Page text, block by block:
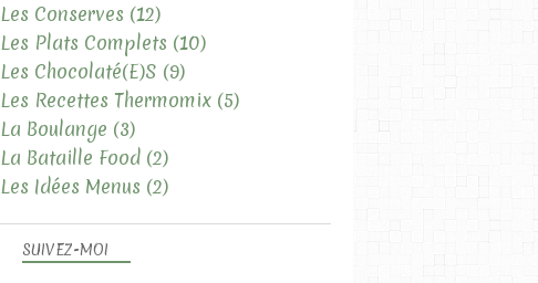
SUIVEZ-MOI
Les Conserves (12)
Les Plats Complets (10)
Les Chocolaté(e)s (9)
Les Recettes Thermomix (5)
La Boulange (3)
La Bataille Food (2)
Les Idées Menus (2)